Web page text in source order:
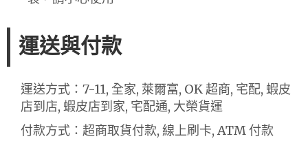
運送與付款
運送方式：7-11, 全家, 萊爾富, OK 超商, 宅配, 蝦皮
店到店, 蝦皮店到家, 宅配通, 大榮貨運
付款方式：超商取貨付款, 線上刷卡, ATM 付款